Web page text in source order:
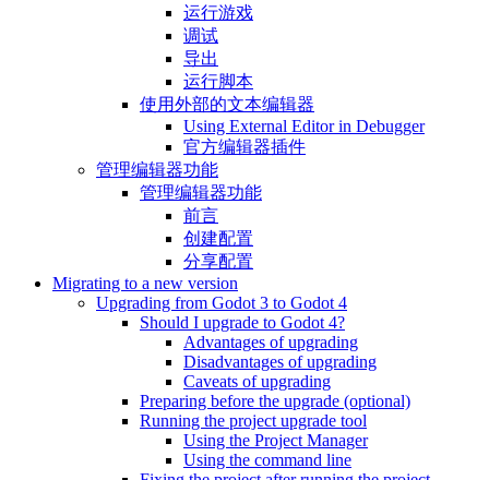
运行游戏
调试
导出
运行脚本
使用外部的文本编辑器
Using External Editor in Debugger
官方编辑器插件
管理编辑器功能
管理编辑器功能
前言
创建配置
分享配置
Migrating to a new version
Upgrading from Godot 3 to Godot 4
Should I upgrade to Godot 4?
Advantages of upgrading
Disadvantages of upgrading
Caveats of upgrading
Preparing before the upgrade (optional)
Running the project upgrade tool
Using the Project Manager
Using the command line